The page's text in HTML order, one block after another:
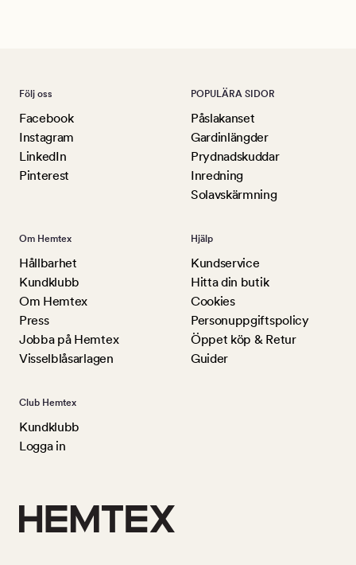
Följ oss
Facebook
Instagram
LinkedIn
Pinterest
POPULÄRA SIDOR
Påslakanset
Gardinlängder
Prydnadskuddar
Inredning
Solavskärmning
Om Hemtex
Hållbarhet
Kundklubb
Om Hemtex
Press
Jobba på Hemtex
Visselblåsarlagen
Hjälp
Kundservice
Hitta din butik
Cookies
Personuppgiftspolicy
Öppet köp & Retur
Guider
Club Hemtex
Kundklubb
Logga in